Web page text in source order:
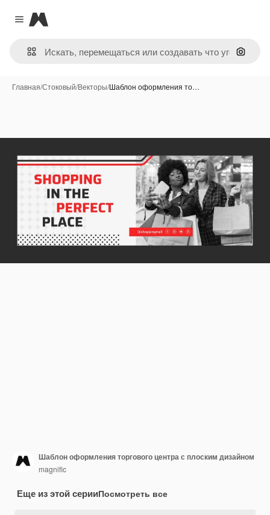
Close menu
Magnific
Поиск
Главная/Стоковый/Векторы/Шаблон оформления то…
Шаблон оформления торгового центра с плоским дизайном
magnific
Еще из этой серииПосмотреть все